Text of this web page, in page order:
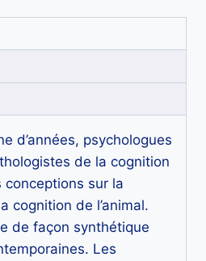
d’années, psychologues
de la cognition
sur la
cognition de l’animal.
de façon synthétique
Les